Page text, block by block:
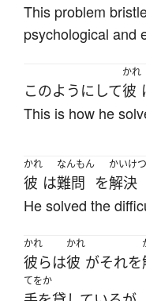
This problem
psychological and
このように して
かれ
彼
This is how he
かれ
彼 は
なんもん
難問 を
かいけつ
解決
He solved the
かれ
彼らは
かれ
彼 がそれを
てをか